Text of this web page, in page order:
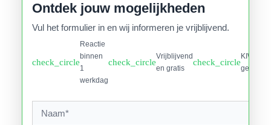
Ontdek jouw mogelijkheden
Vul het formulier in en wij informeren je vrijblijvend.
check_circle
Reactie
binnen
1
werkdag
check_circle
Vrijblijvend
en gratis
check_circle
KIWA